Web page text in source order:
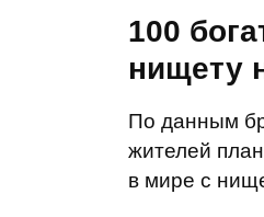
100
нищету
По данным
жителей
в мире с